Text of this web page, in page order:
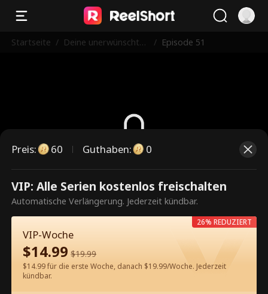
Startseite / Deine unerwünschte
/ Episode 51
Dies ist eine kostenpflichtige
Episode. Bitte entsperren, um
weiterzusehen.
60Jetzt entsperren
Preis: 60 Guthaben: 0
VIP: Alle Serien kostenlos freischalten
Automatische Verlängerung. Jederzeit kündbar.
VIP-Woche
$14.99 $19.99
$14.99 für die erste Woche, danach $19.99/Woche. Jederzeit
kündbar.
26% REDUZIERT